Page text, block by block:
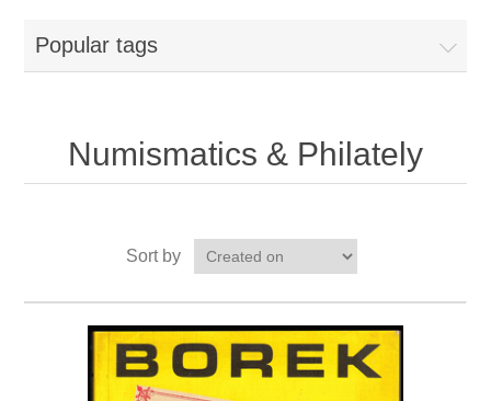
Popular tags
Numismatics & Philately
Sort by